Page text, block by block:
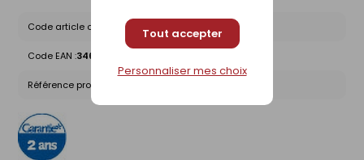
Tout accepter
Personnaliser mes choix
Code article chez le fournisseur :
Code EAN :3463900032507
Référence produit nationale Gedimat :